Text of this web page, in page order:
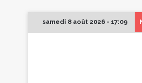
samedi 8 août 2026 - 17:09